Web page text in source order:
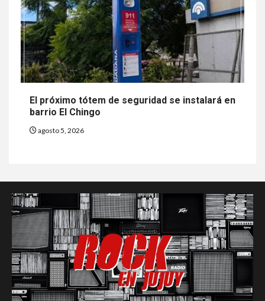
El próximo tótem de seguridad se instalará en
barrio El Chingo
agosto 5, 2026